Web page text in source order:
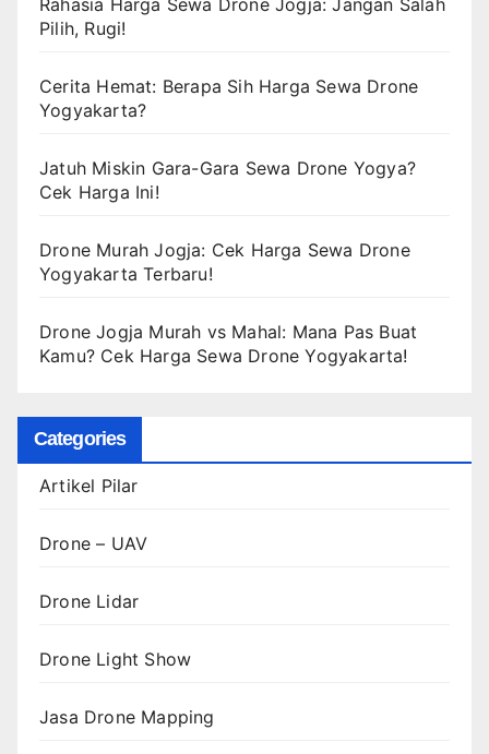
Pilih, Rugi!
Cerita Hemat: Berapa Sih Harga Sewa Drone
Yogyakarta?
Jatuh Miskin Gara-Gara Sewa Drone Yogya?
Cek Harga Ini!
Drone Murah Jogja: Cek Harga Sewa Drone
Yogyakarta Terbaru!
Drone Jogja Murah vs Mahal: Mana Pas Buat
Kamu? Cek Harga Sewa Drone Yogyakarta!
Categories
Artikel Pilar
Drone – UAV
Drone Lidar
Drone Light Show
Jasa Drone Mapping